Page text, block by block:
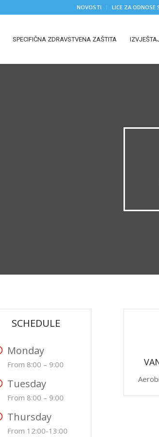
NOVOSTI LICE ZA ODNOSE
SPECIFIČNA ZDRAVSTVENA ZAŠTITA
SCHEDULE
Monday
From 8:00 – 9:00
Tuesday
From 8:00 – 9:00
Thursday
From 12:00-13:00